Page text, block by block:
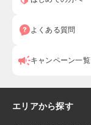
よくある質問
キャンペーン一覧
エリアから探す